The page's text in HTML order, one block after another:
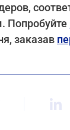
Попробуйте
заказав